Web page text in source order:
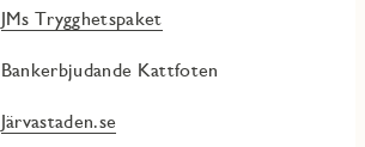
JMs Trygghetspaket
Bankerbjudande Kattfoten
Järvastaden.se